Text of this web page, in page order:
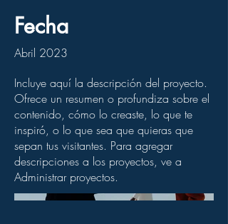
Fecha
Abril 2023
Incluye aquí la descripción del proyecto.
Ofrece un resumen o profundiza sobre el
contenido, cómo lo creaste, lo que te
inspiró, o lo que sea que quieras que
sepan tus visitantes. Para agregar
descripciones a los proyectos, ve a
Administrar proyectos.